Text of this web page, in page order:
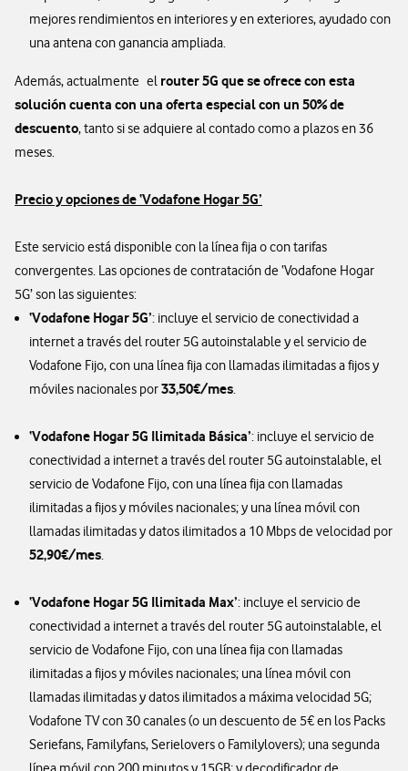
mejores rendimientos en interiores y en exteriores, ayudado con
una antena con ganancia ampliada.
Además, actualmente el router 5G que se ofrece con esta
solución cuenta con una oferta especial con un 50% de
descuento, tanto si se adquiere al contado como a plazos en 36
meses.
Precio y opciones de ‘Vodafone Hogar 5G’
Este servicio está disponible con la línea fija o con tarifas
convergentes. Las opciones de contratación de ‘Vodafone Hogar
5G’ son las siguientes:
‘Vodafone Hogar 5G’: incluye el servicio de conectividad a
internet a través del router 5G autoinstalable y el servicio de
Vodafone Fijo, con una línea fija con llamadas ilimitadas a fijos y
móviles nacionales por33,50€/mes.
‘Vodafone Hogar 5G Ilimitada Básica’: incluye el servicio de
conectividad a internet a través del router 5G autoinstalable, el
servicio de Vodafone Fijo, con una línea fija con llamadas
ilimitadas a fijos y móviles nacionales; y una línea móvil con
llamadas ilimitadas y datos ilimitados a 10 Mbps de velocidad por
52,90€/mes.
‘Vodafone Hogar 5G Ilimitada Max’: incluye el servicio de
conectividad a internet a través del router 5G autoinstalable, el
servicio de Vodafone Fijo, con una línea fija con llamadas
ilimitadas a fijos y móviles nacionales; una línea móvil con
llamadas ilimitadas y datos ilimitados a máxima velocidad 5G;
Vodafone TV con 30 canales (o un descuento de 5€ en los Packs
Seriefans, Familyfans, Serielovers o Familylovers); una segunda